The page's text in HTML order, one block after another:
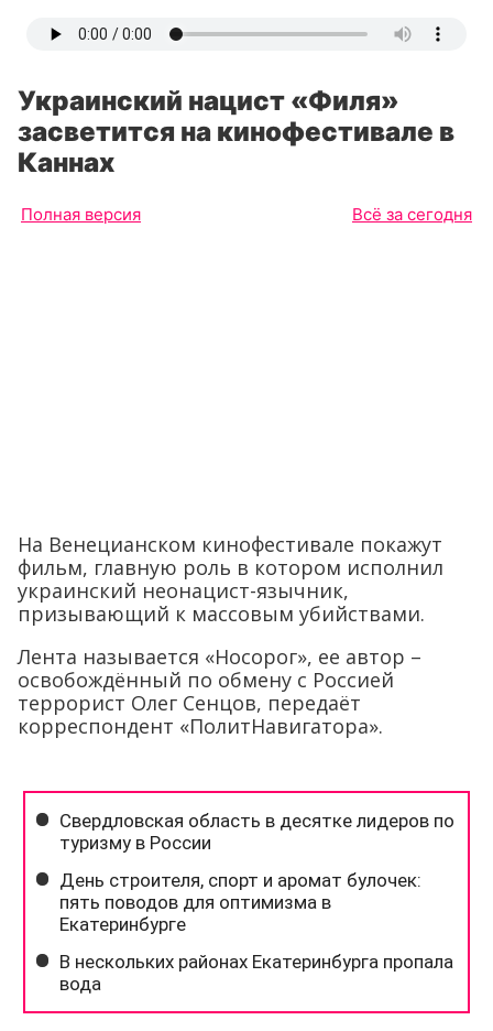
Украинский нацист «Филя»
засветится на кинофестивале в
Каннах
Полная версия Всё за сегодня
На Венецианском кинофестивале покажут
фильм, главную роль в котором исполнил
украинский неонацист-язычник,
призывающий к массовым убийствами.
Лента называется «Носорог», ее автор –
освобождённый по обмену с Россией
террорист Олег Сенцов, передаёт
корреспондент «ПолитНавигатора».